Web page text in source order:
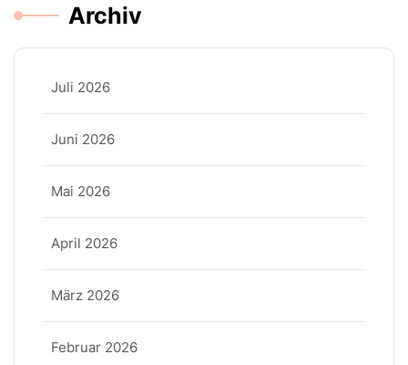
Archiv
Juli 2026
Juni 2026
Mai 2026
April 2026
März 2026
Februar 2026